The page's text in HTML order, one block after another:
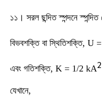
১১। সরল ছন্দিত স্পন্দনে
বিভবশক্তি বা স্থিতিশক্তি,
এবং গতিশক্তি, K = 1/2 kA2
যেখানে,